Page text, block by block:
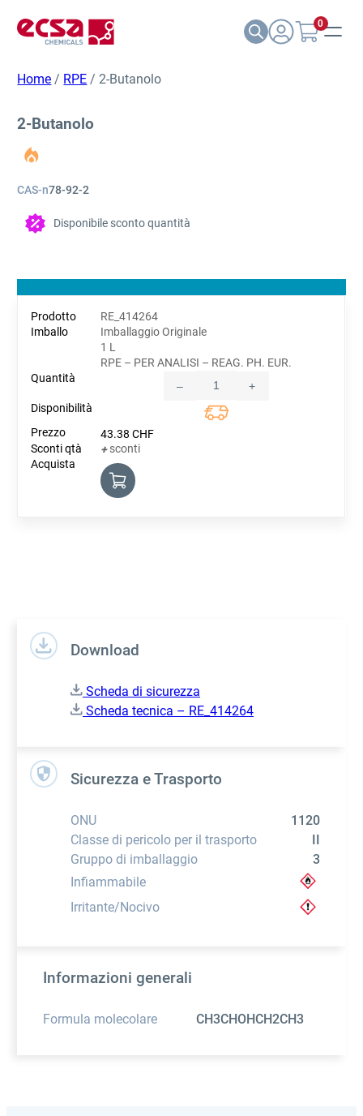
0
Home / RPE / 2-Butanolo
2-Butanolo
CAS-n78-92-2
Disponibile sconto quantità
RE_414264
Imballaggio Originale
1 L
RPE – PER ANALISI – REAG. PH. EUR.
Quantity
– +
43.38CHF
+sconti
Download
Scheda di sicurezza
Scheda tecnica – RE_414264
Sicurezza e Trasporto
ONU
1120
Classe di pericolo per il trasporto
II
Gruppo di imballaggio
3
Infiammabile
Irritante/Nocivo
Informazioni generali
Formula molecolare CH3CHOHCH2CH3